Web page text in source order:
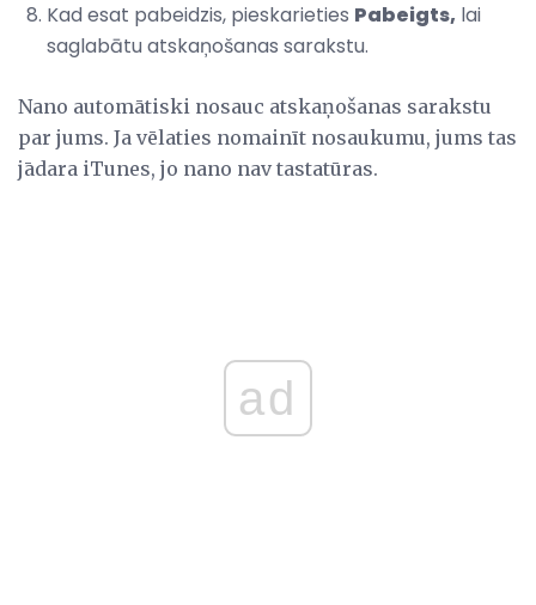
Kad esat pabeidzis, pieskarieties Pabeigts, lai
saglabātu atskaņošanas sarakstu.
Nano automātiski nosauc atskaņošanas sarakstu
par jums. Ja vēlaties nomainīt nosaukumu, jums tas
jādara iTunes, jo nano nav tastatūras.
ad